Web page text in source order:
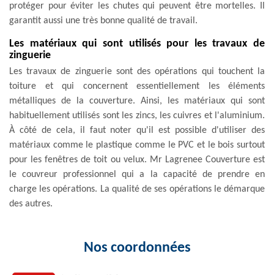
protéger pour éviter les chutes qui peuvent être mortelles. Il
garantit aussi une très bonne qualité de travail.
Les matériaux qui sont utilisés pour les travaux de
zinguerie
Les travaux de zinguerie sont des opérations qui touchent la
toiture et qui concernent essentiellement les éléments
métalliques de la couverture. Ainsi, les matériaux qui sont
habituellement utilisés sont les zincs, les cuivres et l'aluminium.
À côté de cela, il faut noter qu'il est possible d'utiliser des
matériaux comme le plastique comme le PVC et le bois surtout
pour les fenêtres de toit ou velux. Mr Lagrenee Couverture est
le couvreur professionnel qui a la capacité de prendre en
charge les opérations. La qualité de ses opérations le démarque
des autres.
Nos coordonnées